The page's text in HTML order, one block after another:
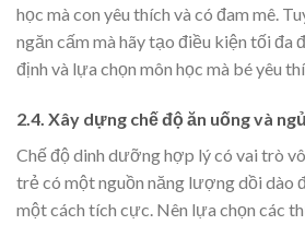
học mà con yêu thích và có đam mê.
ngăn cấm mà hãy tạo điều kiện tối đa
định và lựa chọn môn học mà bé yêu
2.4. Xây dựng chế độ ăn uống và
Chế độ dinh dưỡng hợp lý có vai trò
trẻ có một nguồn năng lượng dồi dào
một cách tích cực. Nên lựa chọn các